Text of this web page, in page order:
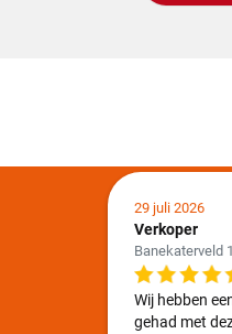
29 juli 2026
Verkoper
Banekaterveld
Wij hebben
gehad met